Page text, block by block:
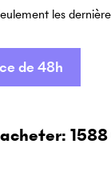
les
de 48h